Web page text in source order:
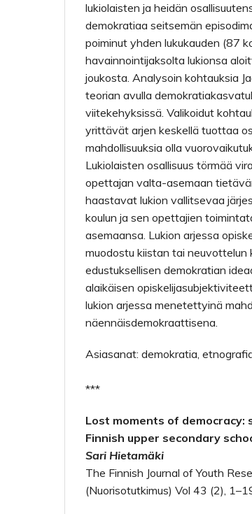
lukiolaisten ja heidän
demokratiaa seitsemän
poiminut yhden lukukauden (87
havainnointijaksolta lukionsa
joukosta. Analysoin kohtauksia
teorian avulla
viitekehyksissä. Valikoidut
yrittävät arjen keskellä tuottaa
mahdollisuuksia olla
Lukiolaisten osallisuus törmää
opettajan valta-asemaan
haastavat lukion vallitsevaa
koulun ja sen opettajien
asemaansa. Lukion arjessa
muodostu kiistan tai
edustuksellisen demokratian
alaikäisen
lukion arjessa menetettyinä
näennäisdemokraattisena.
Asiasanat: demokratia,
***
Lost moments of
Finnish upper secondary
Sari Hietamäki
The Finnish Journal of Youth
(Nuorisotutkimus) Vol 43 (2),